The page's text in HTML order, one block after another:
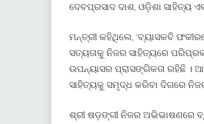
ଦେବପ୍ରସାଦ ଦାଶ, ଓଡ଼ିଶା ସାହିତ୍ୟ
ମନ୍ତ୍ରୀ କହିଥିଲେ, ‘ବ୍ୟାସକବି
ସତ୍ୟତାକୁ ନିଜର ସାହିତ୍ୟରେ
ଉପନ୍ୟାସର ପ୍ରାସଙ୍ଗିକତା ରହିଛି ।
ସାହିତ୍ୟକୁ ସମୃଦ୍ଧ କରିବା ଦିଗରେ
ଶ୍ରୀ ଷଡ଼ଙ୍ଗୀ ନିଜର ଅଭିଭାଷଣରେ